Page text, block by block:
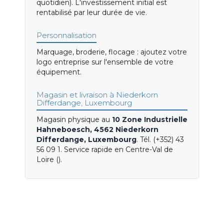
quotidien). L'investissement initial est
rentabilisé par leur durée de vie.
Personnalisation
Marquage, broderie, flocage : ajoutez votre
logo entreprise sur l'ensemble de votre
équipement.
Magasin et livraison à Niederkorn
Differdange, Luxembourg
Magasin physique au 10 Zone Industrielle
Hahneboesch, 4562 Niederkorn
Differdange, Luxembourg. Tél. (+352) 43
56 09 1. Service rapide en Centre-Val de
Loire ().